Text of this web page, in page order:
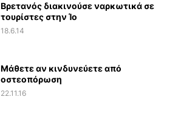
Βρετανός διακινούσε ναρκωτικά σε
τουρίστες στην Ίο
18.6.14
Μάθετε αν κινδυνεύετε από
οστεοπόρωση
22.11.16